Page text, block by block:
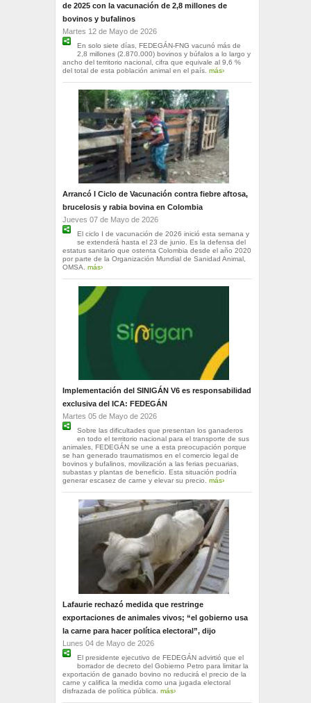
de 2025 con la vacunación de 2,8 millones de
bovinos y bufalinos
Martes 12 de Mayo de 2026
En solo siete días, FEDEGÁN-FNG vacunó más de
2,8 millones (2.870.000) bovinos y búfalos a lo largo y
ancho del territorio nacional, cifra que equivale al 9,6 %
del total de esta población animal en el país. más›
Arrancó I Ciclo de Vacunación contra fiebre aftosa,
brucelosis y rabia bovina en Colombia
Jueves 07 de Mayo de 2026
El ciclo I de vacunación de 2026 inició esta semana y
se extenderá hasta el 23 de junio. Es la defensa del
estatus sanitario que ostenta Colombia desde el año 2020
por parte de la Organización Mundial de Sanidad Animal,
OMSA. más›
Implementación del SINIGÁN V6 es responsabilidad
exclusiva del ICA: FEDEGÁN
Martes 05 de Mayo de 2026
Sobre las dificultades que presentan los ganaderos
en todo el territorio nacional para el transporte de sus
animales, FEDEGÁN se une a esta preocupación porque
se han generado traumatismos en el comercio legal de
bovinos y bufalinos, movilización a las ferias pecuarias,
subastas y plantas de beneficio. Esta situación podría
generar escasez de carne y elevar su precio. más›
Lafaurie rechazó medida que restringe
exportaciones de animales vivos; “el gobierno usa
la carne para hacer política electoral”, dijo
Lunes 04 de Mayo de 2026
El presidente ejecutivo de FEDEGÁN advirtió que el
borrador de decreto del Gobierno Petro para limitar la
exportación de ganado bovino no reducirá el precio de la
carne y califica la medida como una jugada electoral
disfrazada de política pública. más›